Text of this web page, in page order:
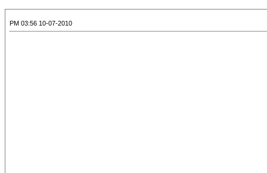
10-07-2010 03:56 PM